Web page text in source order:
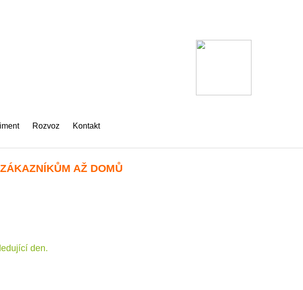
Rozvoz Kontakt
AŽ DOMŮ
den.